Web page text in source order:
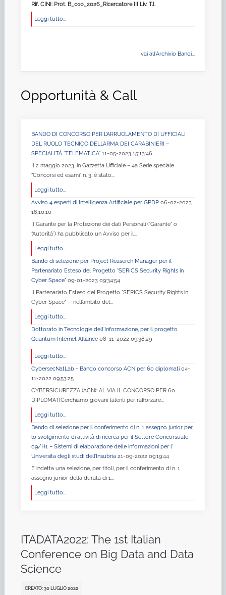
Rif. CINI: Prot. B_010_2026_Ricercatore III Liv. T.I.
Leggi tutto...
vai all'Archivio Bandi...
Opportunità & Call
BANDO DI CONCORSO PER L’ARRUOLAMENTO DI UFFICIALI
DEL RUOLO TECNICO DELL’ARMA DEI CARABINIERI –
SPECIALITÀ “TELEMATICA” 11-05-2023 15:13:46
Il 2 maggio 2023, in Gazzetta Ufficiale – 4a Serie speciale
“Concorsi ed esami” n. 3, è stato...
Leggi tutto...
Avviso 4 esperti di Intelligenza Artificiale per GPDP 06-02-2023
16:10:10
Il Garante per la Protezione dei dati Personali (“Garante” o
“Autorità”) ha pubblicato un Avviso per il...
Leggi tutto...
Bando di selezione per Project Reaserch Manager per il
Partenariato Esteso del Progetto "SERICS Security Rights in
Cyber Space" 09-01-2023 09:34:54
Il Partenariato Esteso del Progetto "SERICS Security Rights in
Cyber Space" - nell’ambito del...
Leggi tutto...
Dottorato in Tecnologie dell'Informazione, per il progetto
Quantum Internet Alliance 08-11-2022 09:38:29
Leggi tutto...
CybersecNatLab - Bando concorso ACN per 60 diplomati 04-
11-2022 09:53:25
CYBERSICUREZZA (ACN): AL VIA IL CONCORSO PER 60
DIPLOMATICerchiamo giovani talenti per rafforzare...
Leggi tutto...
Bando di selezione per il conferimento di n. 1 assegno junior per
lo svolgimento di attività di ricerca per il Settore Concorsuale
09/H1 – Sistemi di elaborazione delle informazioni per l'
Universita degli studi dell’Insubria 21-09-2022 09:19:44
È indetta una selezione, per titoli, per il conferimento di n. 1
assegno junior della durata di 1...
Leggi tutto...
ITADATA2022: The 1st Italian
Conference on Big Data and Data
Science
CREATO: 30 LUGLIO 2022